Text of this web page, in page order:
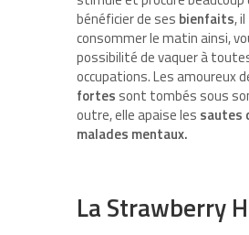
bénéficier de ses bienfaits,
consommer le matin ainsi,
possibilité de vaquer à
occupations. Les amoureux
fortes sont tombés sous
outre, elle apaise les sautes
malades mentaux.
La Strawberry